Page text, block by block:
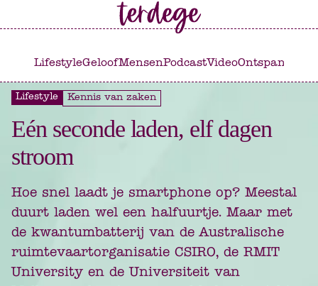
LifestyleGeloofMensenPodcastVideoOntspannen
Lifestyle Kennis van zaken
Eén seconde laden, elf dagen
stroom
Hoe snel laadt je smartphone op? Meestal
duurt laden wel een halfuurtje. Maar met
de kwantumbatterij van de Australische
ruimtevaartorganisatie CSIRO, de RMIT
University en de Universiteit van